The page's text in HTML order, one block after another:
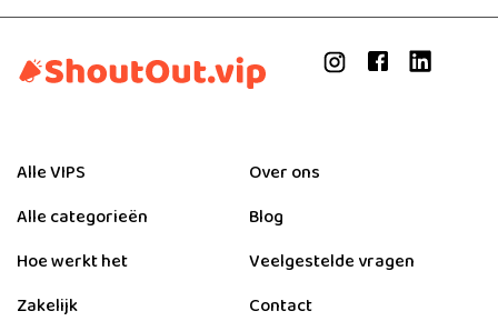
Alle VIPS
Alle categorieën
Hoe werkt het
Zakelijk
Over ons
Blog
Veelgestelde vragen
Contact